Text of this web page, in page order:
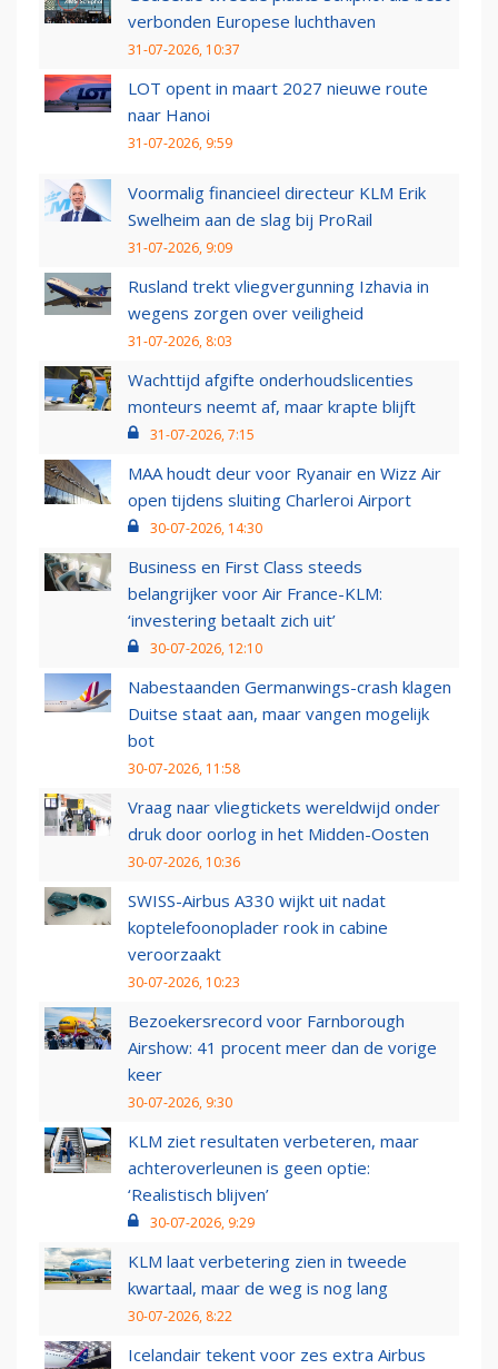
verbonden Europese luchthaven
31-07-2026, 10:37
LOT opent in maart 2027 nieuwe route
naar Hanoi
31-07-2026, 9:59
Voormalig financieel directeur KLM Erik
Swelheim aan de slag bij ProRail
31-07-2026, 9:09
Rusland trekt vliegvergunning Izhavia in
wegens zorgen over veiligheid
31-07-2026, 8:03
Wachttijd afgifte onderhoudslicenties
monteurs neemt af, maar krapte blijft
31-07-2026, 7:15
MAA houdt deur voor Ryanair en Wizz Air
open tijdens sluiting Charleroi Airport
30-07-2026, 14:30
Business en First Class steeds
belangrijker voor Air France-KLM:
‘investering betaalt zich uit’
30-07-2026, 12:10
Nabestaanden Germanwings-crash klagen
Duitse staat aan, maar vangen mogelijk
bot
30-07-2026, 11:58
Vraag naar vliegtickets wereldwijd onder
druk door oorlog in het Midden-Oosten
30-07-2026, 10:36
SWISS-Airbus A330 wijkt uit nadat
koptelefoonoplader rook in cabine
veroorzaakt
30-07-2026, 10:23
Bezoekersrecord voor Farnborough
Airshow: 41 procent meer dan de vorige
keer
30-07-2026, 9:30
KLM ziet resultaten verbeteren, maar
achteroverleunen is geen optie:
‘Realistisch blijven’
30-07-2026, 9:29
KLM laat verbetering zien in tweede
kwartaal, maar de weg is nog lang
30-07-2026, 8:22
Icelandair tekent voor zes extra Airbus